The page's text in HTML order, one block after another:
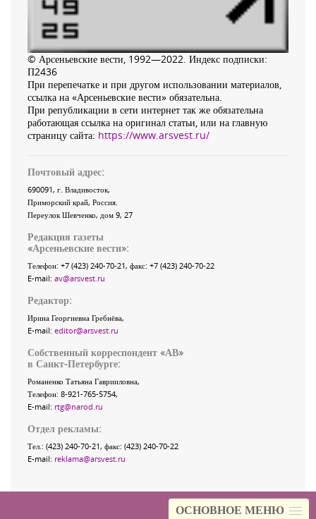
ОСНОВНОЕ МЕНЮ
© Арсеньевские вести, 1992—2022. Индекс подписки:
П2436
При перепечатке и при другом использовании материалов,
ссылка на «Арсеньевские вести» обязательна.
При републикации в сети интернет так же обязательна
работающая ссылка на оригинал статьи, или на главную
страницу сайта: https://www.arsvest.ru/
Почтовый адрес:
690091, г. Владивосток,
Приморский край, Россия.
Переулок Шевченко, дом 9, 27
Редакция газеты
«Арсеньевские вести»:
Телефон: +7 (423) 240-70-21, факс: +7 (423) 240-70-22
E-mail: av@arsvest.ru
Редактор:
Ирина Георгиевна Гребнёва,
E-mail: editor@arsvest.ru
Собственный корреспондент «АВ»
в Санкт-Петербурге:
Романенко Татьяна Гаврииловна,
Телефон: 8-921-765-5754,
E-mail: rtg@narod.ru
Отдел рекламы:
Тел.: (423) 240-70-21, факс: (423) 240-70-22
E-mail: reklama@arsvest.ru